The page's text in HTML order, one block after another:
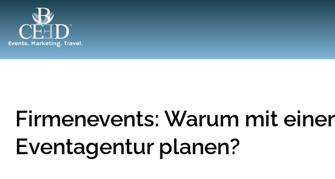
Firmenevents: Warum mit einer
Eventagentur planen?